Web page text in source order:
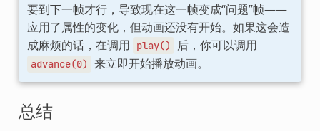
要到下一帧才行，导致现在这一帧变成“问题”帧——
应用了属性的变化，但动画还没有开始。如果这会造
成麻烦的话，在调用
play() 后，你可以调用
advance(0) 来立即开始播放动画。
总结